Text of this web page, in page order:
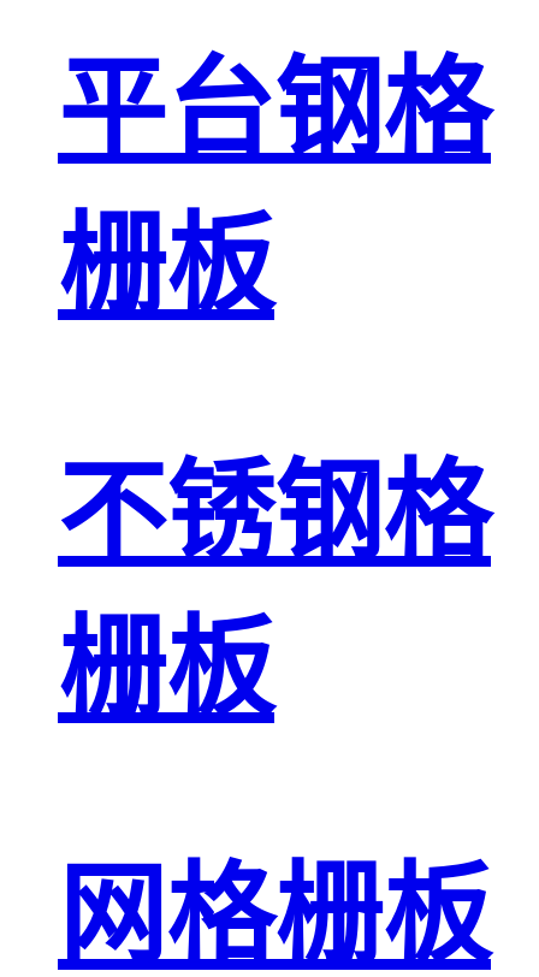
平台钢格
栅板
不锈钢格
栅板
网格栅板